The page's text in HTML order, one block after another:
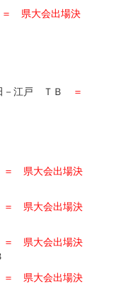
＝ 県大会出場決
－江戸 ＴＢ
＝
＝ 県大会出場決
＝ 県大会出場決
＝ 県大会出場決
＝ 県大会出場決